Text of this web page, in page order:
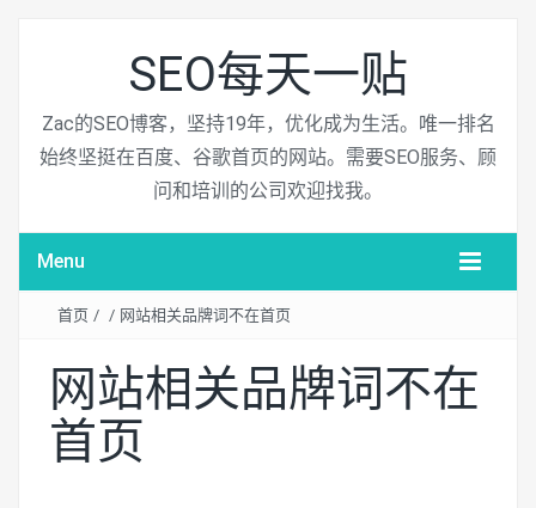
SEO每天一贴
Zac的SEO博客，坚持19年，优化成为生活。唯一排名
始终坚挺在百度、谷歌首页的网站。需要SEO服务、顾
问和培训的公司欢迎找我。
Menu
首页 / / 网站相关品牌词不在首页
网站相关品牌词不在
首页